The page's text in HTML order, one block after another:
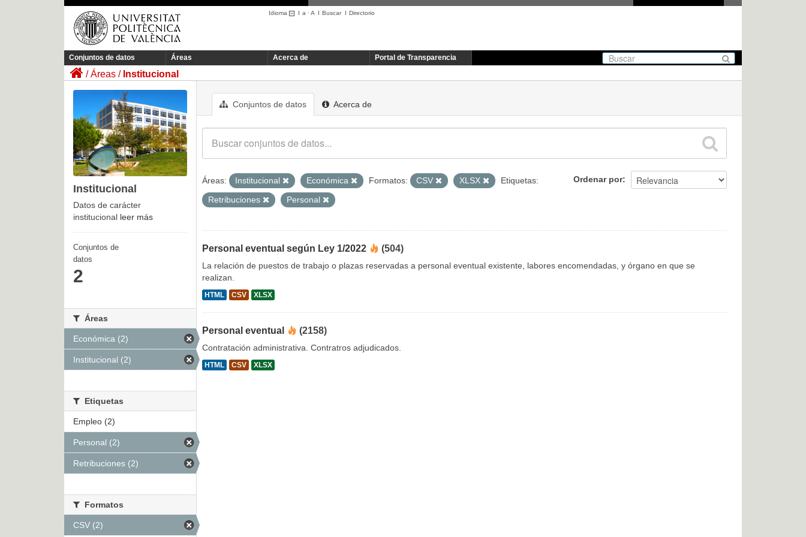
Idioma I a ·A I BuscarI Directorio
Conjuntos de datos Áreas Acerca de Portal de Transparencia
Áreas Institucional
Conjuntos de datos Acerca de
Ordenar por
Áreas: Institucional Económica Formatos: CSV XLSX
Etiquetas:
Retribuciones
Personal
Personal eventual según Ley 1/2022 (504)
La relación de puestos de trabajo o plazas reservadas a personal eventual existente, labores encomendadas, y órgano en que se
realizan.
HTML CSV XLSX
Personal eventual (2158)
Contratación administrativa. Contratros adjudicados.
HTML CSV XLSX
Institucional
Datos de carácter
institucional leer más
Conjuntos de
datos
2
Áreas
Económica (2)
Institucional (2)
Etiquetas
Empleo (2)
Personal (2)
Retribuciones (2)
Formatos
CSV (2)